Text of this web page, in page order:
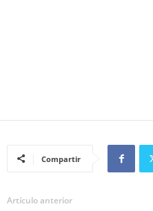
Compartir
Artículo anterior